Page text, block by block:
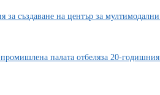
за създаване на център за
промишлена палата отбеляза 20-